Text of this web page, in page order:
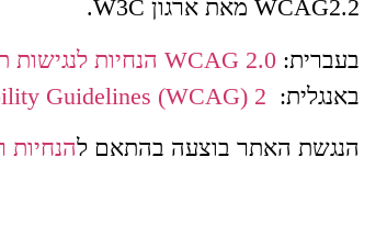
WCAG2.2 מאת ארגון W3C.
בעברית: WCAG 2.0 הנחיות לנגישות תכנים באינטרנט
באנגלית: Guidelines (WCAG) 2.
הנגשת האתר בוצעה בהתאם ל